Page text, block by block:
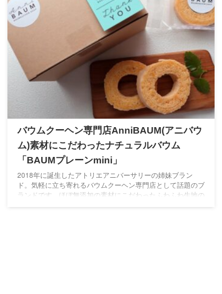
バウムクーヘン専門店AnniBAUM(アニバウ
ム)素材にこだわったナチュラルバウム
「BAUMプレーンmini」
2018年に誕生したアトリエアニバーサリーの姉妹ブラン
ド。気軽に立ち寄れるバウムクーヘン専門店として話題のブ
ランドです。ほぼ無添加の素材にこだわったふわふわ生地の